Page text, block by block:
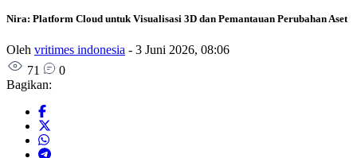
Nira: Platform Cloud untuk Visualisasi 3D dan Pemantauan Perubahan Aset
Oleh vritimes indonesia - 3 Juni 2026, 08:06
71
0
Bagikan: